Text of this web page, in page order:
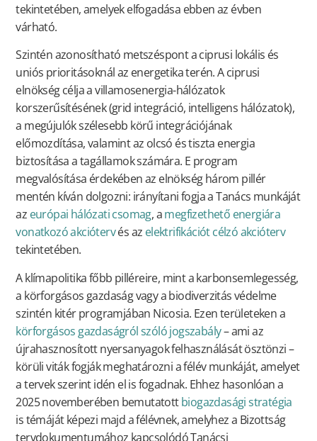
tekintetében, amelyek elfogadása ebben az évben
várható.
Szintén azonosítható metszéspont a ciprusi lokális és
uniós prioritásoknál az energetika terén. A ciprusi
elnökség célja a villamosenergia-hálózatok
korszerűsítésének (grid integráció, intelligens hálózatok),
a megújulók szélesebb körű integrációjának
előmozdítása, valamint az olcsó és tiszta energia
biztosítása a tagállamok számára. E program
megvalósítása érdekében az elnökség három pillér
mentén kíván dolgozni: irányítani fogja a Tanács munkáját
az európai hálózati csomag, amegfizethető energiára
vonatkozó akciótervés az elektrifikációt célzó akcióterv
tekintetében.
A klímapolitika főbb pilléreire, mint a karbonsemlegesség,
a körforgásos gazdaság vagy a biodiverzitás védelme
szintén kitér programjában Nicosia. Ezen területeken a
körforgásos gazdaságról szóló jogszabály– ami az
újrahasznosított nyersanyagok felhasználását ösztönzi –
körüli viták fogják meghatározni a félév munkáját, amelyet
a tervek szerint idén el is fogadnak. Ehhez hasonlóan a
2025 novemberében bemutatottbiogazdasági stratégia
is témáját képezi majd a félévnek, amelyhez a Bizottság
tervdokumentumához kapcsolódó Tanácsi